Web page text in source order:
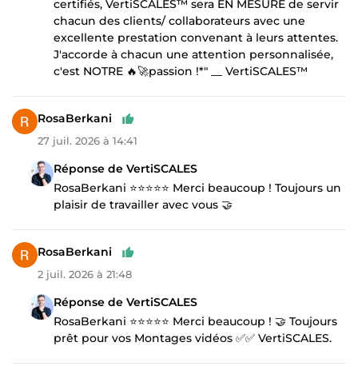
certifiés, VertiSCALES™ sera EN MESURE de servir
chacun des clients/ collaborateurs avec une
excellente prestation convenant à leurs attentes.
J'accorde à chacun une attention personnalisée,
c'est NOTRE 🔥🚀passion !*" __ VertiSCALES™
RosaBerkani
27 juil. 2026 à 14:41
Réponse de VertiSCALES
RosaBerkani ⭐⭐⭐⭐⭐ Merci beaucoup ! Toujours un
plaisir de travailler avec vous 🤝
RosaBerkani
2 juil. 2026 à 21:48
Réponse de VertiSCALES
RosaBerkani ⭐⭐⭐⭐⭐ Merci beaucoup ! 🤝 Toujours
prêt pour vos Montages vidéos ✅✅ VertiSCALES.